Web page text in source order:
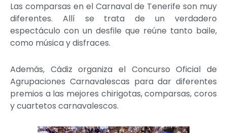
Las comparsas en el Carnaval de Tenerife son muy
diferentes. Allí se trata de un verdadero
espectáculo con un desfile que reúne tanto baile,
como música y disfraces.
Además, Cádiz organiza el Concurso Oficial de
Agrupaciones Carnavalescas para dar diferentes
premios a las mejores chirigotas, comparsas, coros
y cuartetos carnavalescos.